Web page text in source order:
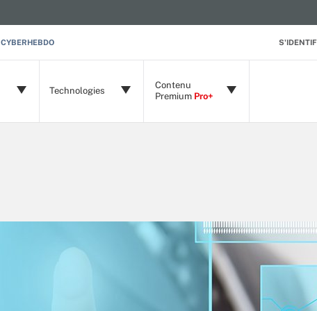
CYBERHEBDO
Technologies
Contenu
Premium Pro+